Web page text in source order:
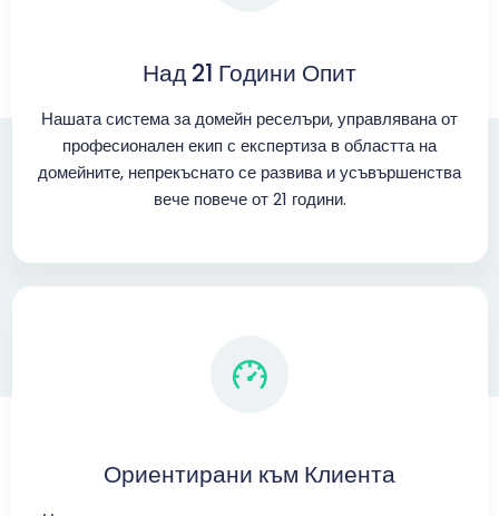
Над 21 Години Опит
Нашата система за домейн реселъри, управлявана от
професионален екип с експертиза в областта на
домейните, непрекъснато се развива и усъвършенства
вече повече от 21 години.
Ориентирани към Клиента